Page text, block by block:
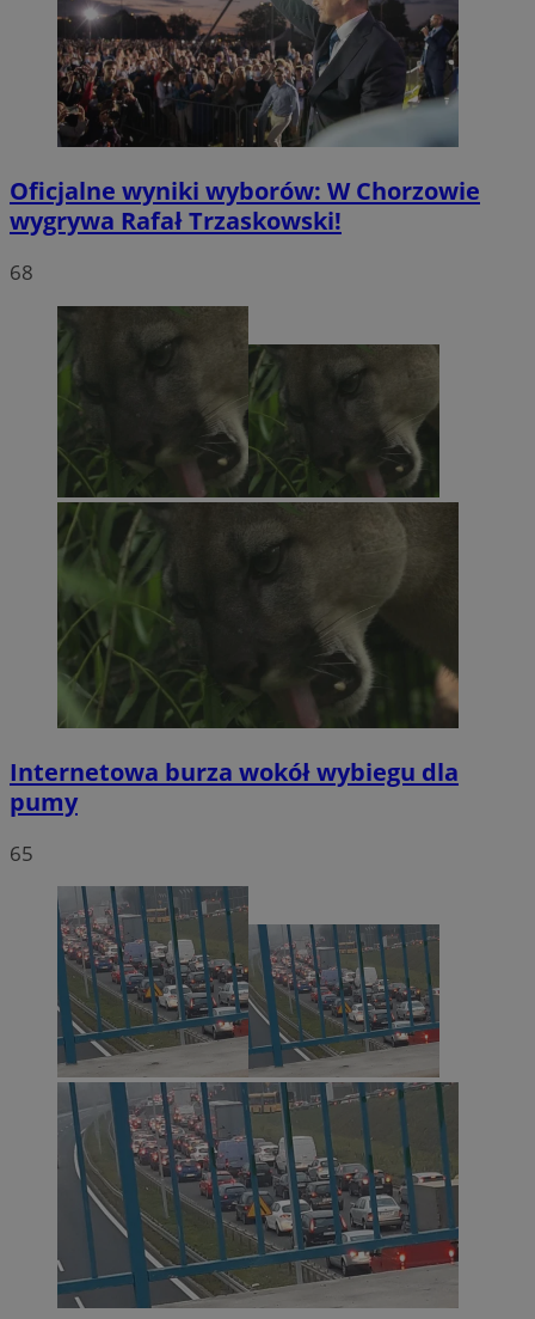
Oficjalne wyniki wyborów: W Chorzowie
wygrywa Rafał Trzaskowski!
68
Internetowa burza wokół wybiegu dla
pumy
65